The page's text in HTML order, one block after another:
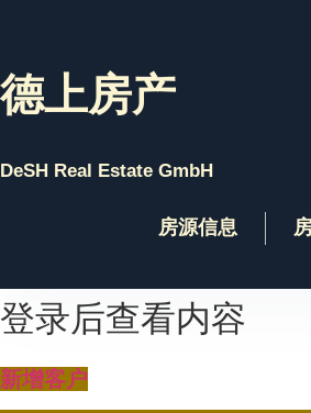
德上房产
DeSH Real Estate GmbH
房源信息
登录后查看内容
新增客户